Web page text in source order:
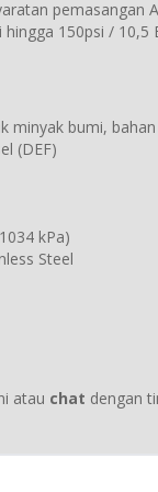
pemasangan
150psi / 10,5
minyak bumi,
(DEF)
kPa)
Steel
atau chat dengan